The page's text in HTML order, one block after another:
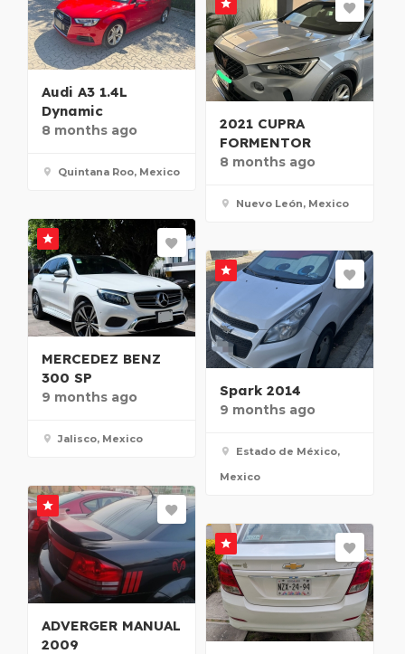
Audi A3 1.4L
Dynamic
8 months ago
Quintana Roo, Mexico
2021 CUPRA
FORMENTOR
8 months ago
Nuevo León, Mexico
MERCEDEZ BENZ
300 SP
9 months ago
Jalisco, Mexico
Spark 2014
9 months ago
Estado de México,
Mexico
ADVERGER MANUAL
2009